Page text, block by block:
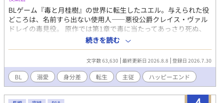
BLゲーム『毒と月桂樹』の世界に転生したユエル。与えられた役
どころは、名前すら出ない使用人——悪役公爵クレイス・ヴァル
ドレイの毒見役。 原作では第1章で毒に当たってあっさり死ぬ、
モブ中のモブだ。 死にたくない。前世は食品会社の品質管理、異
臭も変色も見分けられる。全力で毒を見抜いて生き延びる——そ
う決めて初仕事に臨んだのに。 「では俺が毒見する。お前は食う
な」 なぜかこの公爵、毒見役より先に自分が口をつけようとす
る。 「毒の公爵」と恐れられるこの人は、3歳から毒を盛られ続
けて味覚が壊れていた。何を食べても泥の味。だから食事に興味
がない——はずなのに、俺が「美味しいですか」と聞いた日、こ
続きを読む
文字数 63,630 最終更新日 2026.8.8 登録日 2026.7.30
BL 溺愛 身分差 転生 主従 ハッピーエンド